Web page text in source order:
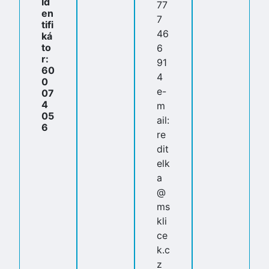
en
tifi
ká
to
r:
60
0
07
4
05
6
77
7
46
6
91
4
e-
m
ail:
re
dit
elk
a
@
ms
kli
ce
k.c
z